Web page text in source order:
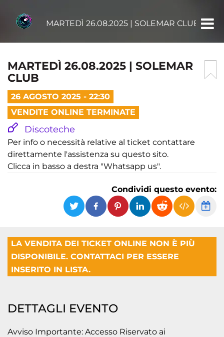
MARTEDÌ 26.08.2025 | SOLEMAR CLUB
MARTEDÌ 26.08.2025 | SOLEMAR
CLUB
26 AGOSTO 2025 - 22:30
VENDITE ONLINE TERMINATE
Discoteche
Per info o necessità relative al ticket contattare
direttamente l'assistenza su questo sito.
Clicca in basso a destra "Whatsapp us".
Condividi questo evento:
LA VENDITA DEI TICKET ONLINE NON È PIÙ
DISPONIBILE. CONTATTACI PER ESSERE
INSERITO IN LISTA.
DETTAGLI EVENTO
Avviso Importante: Accesso Riservato ai